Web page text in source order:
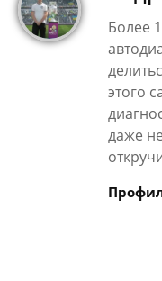
Более
этого
даже